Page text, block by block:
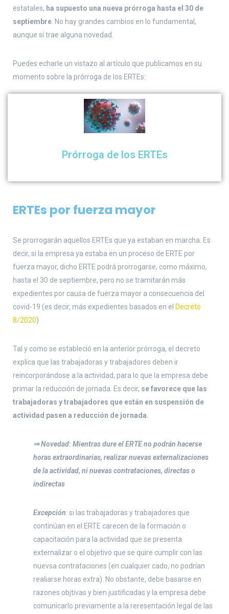
estatales, ha supuesto una nueva prórroga hasta el 30 de
septiembre . No hay grandes cambios en lo fundamental,
aunque sí trae alguna novedad.
Puedes echarle un vistazo al artículo que publicamos en su
momento sobre la prórroga de los ERTEs:
Prórroga de los ERTEs
ERTEs por fuerza mayor
Se prorrogarán aquellos ERTEs que ya estaban en marcha. Es
decir, si la empresa ya estaba en un proceso de ERTE por
fuerza mayor, dicho ERTE podrá prorrogarse, como máximo,
hasta el 30 de septiembre, pero no se tramitarán más
expedientes por causa de fuerza mayor a consecuencia del
covid-19 (es decir, más expedientes basados en el Decreto
8/2020)
Tal y como se estableció en la anterior prórroga, el decreto
explica que las trabajadoras y trabajadores deben ir
reincorporándose a la actividad, para lo que la empresa debe
primar la reducción de jornada. Es decir, se favorece que las
trabajadoras y trabajadores que están en suspensión de
actividad pasen a reducción de jornada.
⇒Novedad: Mientras dure el ERTE no podrán hacerse
horas extraordinarias, realizar nuevas externalizaciones
de la actividad, ni nuevas contrataciones, directas o
indirectas
Excepción: si las trabajadoras y trabajadores que
continúan en el ERTE carecen de la formación o
capacitación para la actividad que se presenta
externalizar o el objetivo que se quire cumplir con las
nuevsa contrataciones (en cualquier cado, no podrían
realiarse horas extra). No obstante, debe basarse en
razones objtivas y bien justificadas y la empresa debe
comunicarlo previamente a la reresentación legal de las